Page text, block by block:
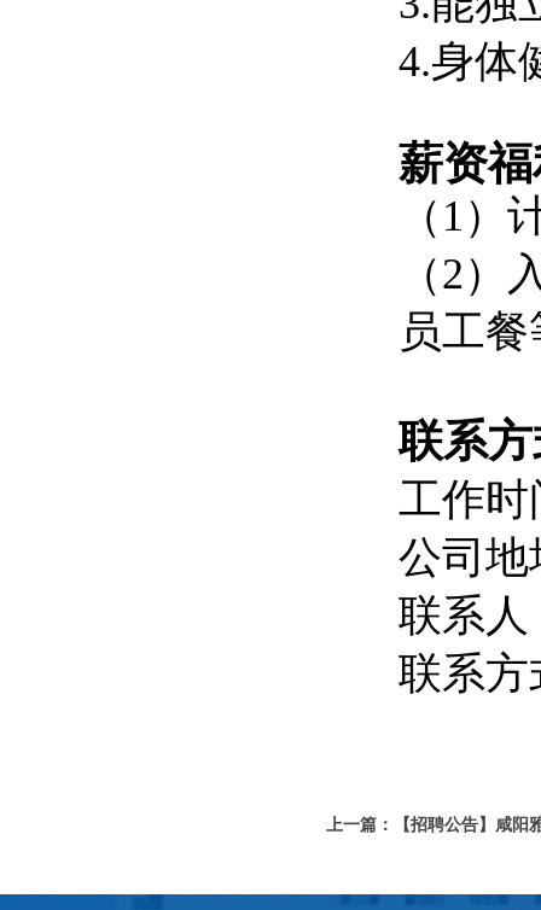
4.身体
薪资
（1）
（2
员工
联系
工作时
公司地
联系人
联系方
上一篇：【招聘公告】咸阳